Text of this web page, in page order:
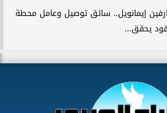
إيمانويل.. سائق توصيل وعامل محطة
يحقق...